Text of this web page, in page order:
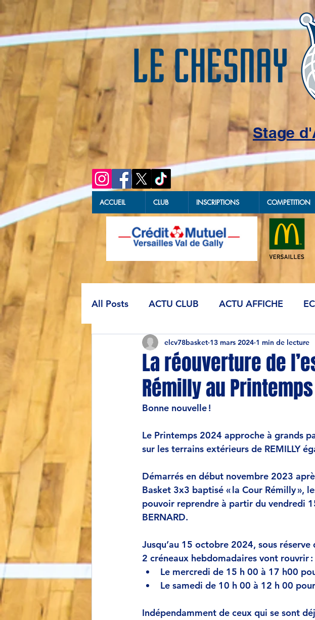
Stage
ACCUEIL CLUB INSCRIPTIONS COMPETITION
All Posts ACTU CLUB ACTU AFFICHE
La réouverture de
Rémilly au
elcv78basket 13 mars 2024 1 min de lecture
Bonne nouvelle !
Le Printemps 2024 approche à grands
sur les terrains extérieurs de REMILLY
Démarrés en début novembre 2023
Basket 3x3 baptisé « la Cour Rémilly
pouvoir reprendre à partir du vendredi
BERNARD.
Jusqu’au 15 octobre 2024, sous
2 créneaux hebdomadaires vont rouvrir :
Le mercredi de 15 h 00 à 17 h00
Le samedi de 10 h 00 à 12 h 00
Indépendamment de ceux qui se sont